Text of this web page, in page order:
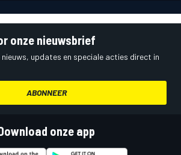
onze nieuwsbrief
updates en speciale acties direct in
ABONNEER
onze app